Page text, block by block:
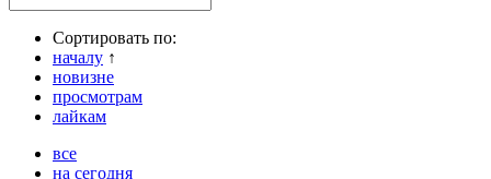
Сортировать по:
началу ↑
новизне
просмотрам
лайкам
все
на сегодня